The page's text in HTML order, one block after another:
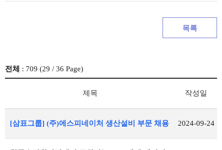
목록
전체 : 709 (29 / 36 Page)
제목 작성일
[삼표그룹] (주)에스피네이처 생산설비 부문 채용 2024-09-24